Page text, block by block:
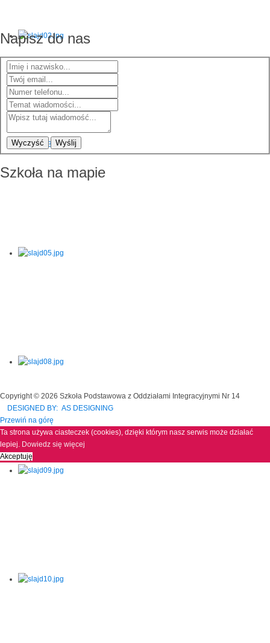
Napisz do nas
Wyczyść Wyślij
Szkoła na mapie
Copyright © 2026 Szkoła Podstawowa z Oddziałami Integracyjnymi Nr 14
DESIGNED BY: AS DESIGNING
Przewiń na górę
Ta strona używa ciasteczek (cookies), dzięki którym nasz serwis może działać
lepiej. Dowiedz się więcej
Akceptuję